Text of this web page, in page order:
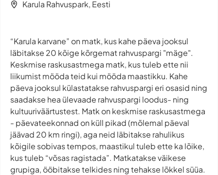
Karula Rahvuspark, Eesti
“Karula karvane” on matk, kus kahe päeva jooksul
läbitakse 20 kõige kõrgemat rahvuspargi "mäge".
Keskmise raskusastmega matk, kus tuleb ette nii
liikumist mööda teid kui mööda maastikku. Kahe
päeva jooksul külastatakse rahvuspargi eri osasid ning
saadakse hea ülevaade rahvuspargi loodus- ning
kultuuriväärtustest. Matk on keskmise raskusastmega
- päevateekonnad on küll pikad (mõlemal päeval
jäävad 20 km ringi), aga neid läbitakse rahulikus
kõigile sobivas tempos, maastikul tuleb ette ka lõike,
kus tuleb “võsas ragistada”. Matkatakse väikese
grupiga, ööbitakse telkides ning tehakse lõkkel süüa.